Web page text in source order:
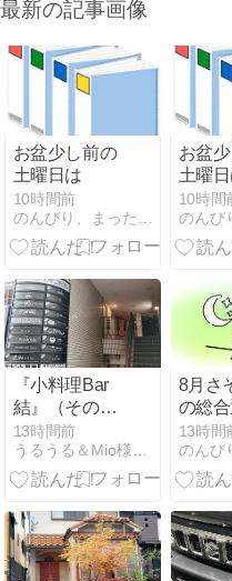
最新の記事画像
お盆少し前の
土曜日は
10時間前
お盆
土曜
10時間
『小料理Bar
結』（その
６）
13時間前
8月さ
の総
13時間